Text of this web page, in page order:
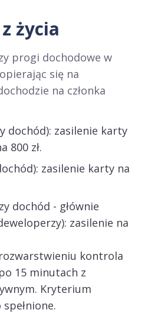
życia
progi dochodowe w
się na
na członka
dochód): zasilenie karty
800 zł.
zasilenie karty na
dochód - głównie
zasilenie na
kontrola
15 minutach z
Kryterium